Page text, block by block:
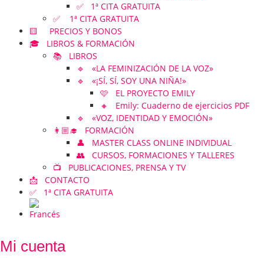
✅ 1ª CITA GRATUITA
✅ 1ª CITA GRATUITA
🟨 PRECIOS Y BONOS
🎓 LIBROS & FORMACIÓN
📚 LIBROS
🔹 «LA FEMINIZACIÓN DE LA VOZ»
🔹 «¡SÍ, SÍ, SOY UNA NIÑA!»
🩷 EL PROYECTO EMILY
🔸 Emily: Cuaderno de ejercicios PDF
🔹 «VOZ, IDENTIDAD Y EMOCIÓN»
👩🏼‍🎓 FORMACIÓN
👤 MASTER CLASS ONLINE INDIVIDUAL
👥 CURSOS, FORMACIONES Y TALLERES
📺 PUBLICACIONES, PRENSA Y TV
📩 CONTACTO
✅ 1ª CITA GRATUITA
Mi cuenta